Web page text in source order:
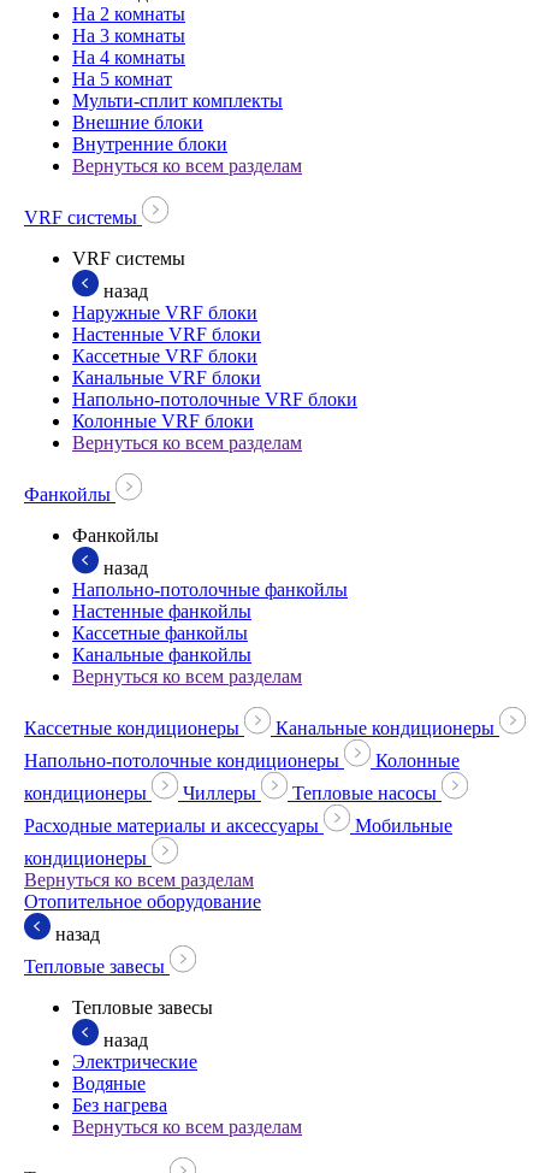
На 2 комнаты
На 3 комнаты
На 4 комнаты
На 5 комнат
Мульти-сплит комплекты
Внешние блоки
Внутренние блоки
Вернуться ко всем разделам
VRF системы
VRF системы
назад
Наружные VRF блоки
Настенные VRF блоки
Кассетные VRF блоки
Канальные VRF блоки
Напольно-потолочные VRF блоки
Колонные VRF блоки
Вернуться ко всем разделам
Фанкойлы
Фанкойлы
назад
Напольно-потолочные фанкойлы
Настенные фанкойлы
Кассетные фанкойлы
Канальные фанкойлы
Вернуться ко всем разделам
Кассетные кондиционеры
Канальные кондиционеры
Напольно-потолочные кондиционеры
Колонные
кондиционеры
Чиллеры
Тепловые насосы
Расходные материалы и аксессуары
Мобильные
кондиционеры
Вернуться ко всем разделам
Отопительное оборудование
назад
Тепловые завесы
Тепловые завесы
назад
Электрические
Водяные
Без нагрева
Вернуться ко всем разделам